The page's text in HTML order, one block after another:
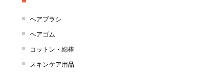
ヘアブラシ
ヘアゴム
コットン・綿棒
スキンケア用品